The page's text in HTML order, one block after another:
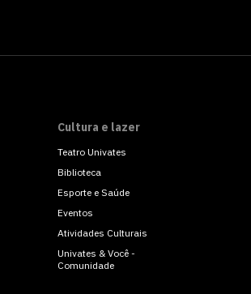
Cultura e lazer
Teatro Univates
Biblioteca
Esporte e Saúde
Eventos
Atividades Culturais
Univates & Você -
Comunidade